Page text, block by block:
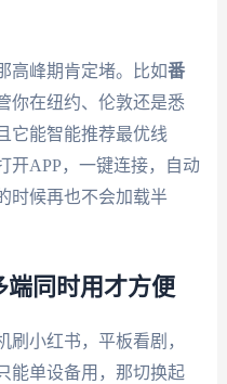
高峰期肯定堵。比如番
你在纽约、伦敦还是悉
它能智能推荐最优线
APP，一键连接，自动
时候再也不会加载半
端同时用才方便
小红书，平板看剧，
能单设备用，那切换起